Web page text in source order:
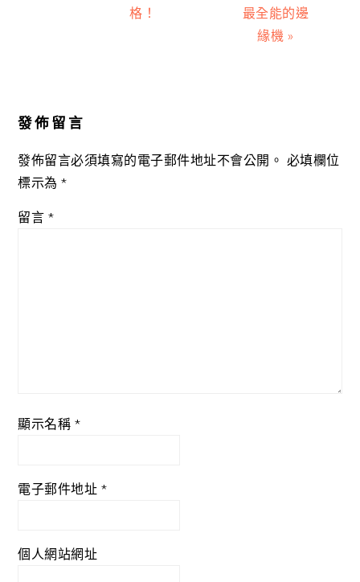
格！
最全能的邊
緣機 »
發佈留言
發佈留言必須填寫的電子郵件地址不會公開。 必填欄位
標示為*
留言 *
顯示名稱 *
電子郵件地址 *
個人網站網址